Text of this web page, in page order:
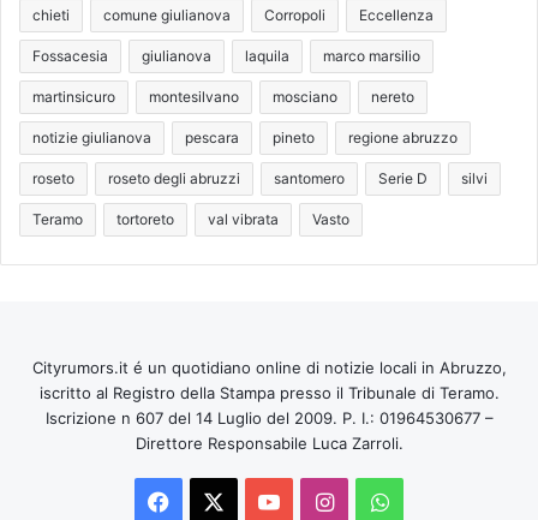
chieti comune giulianova Corropoli Eccellenza
Fossacesia giulianova laquila marco marsilio
martinsicuro montesilvano mosciano nereto
notizie giulianova pescara pineto regione abruzzo
roseto roseto degli abruzzi santomero Serie D silvi
Teramo tortoreto val vibrata Vasto
Cityrumors.it é un quotidiano online di notizie locali in Abruzzo,
iscritto al Registro della Stampa presso il Tribunale di Teramo.
Iscrizione n 607 del 14 Luglio del 2009. P. I.: 01964530677 –
Direttore Responsabile Luca Zarroli.
Facebook You InstagramWhatsApp